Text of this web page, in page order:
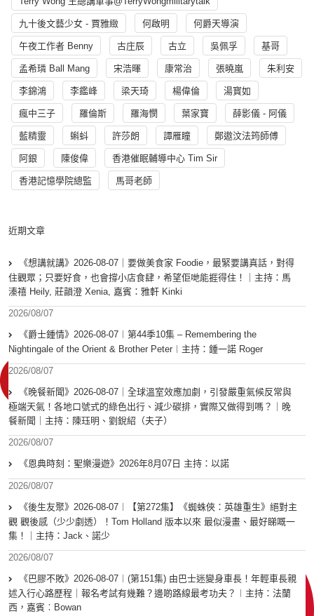
九十後文藝少女 - 賈雅緻 何啟明 何爵天導演
午夜工作者 Benny 古庄辰 古立 吳佩孚 基哥
孟希璘 Ball Mang 宋浩暉 康常治 張曉嵐 朱利安
李錦鴻 李鑑峰 梁天琦 楊偉倫 湯寳如
瘋中三子 羅倫斯 羅海憫 葉家寶 薛影儀 - 阿儀
藍精靈 蝌蚪 許莎朗 譚雁瞳 鄭遨汶法筠師傅
阿銀 陳俊偉 香港催眠輔導中心 Tim Sir
香港記憶學院總監 馬哥老師
近期文章
《想講就講》2026-08-07｜要做美食家 Foodie，最緊要講真話，對得
住觀眾；只要好食，也會撐小店食肆，希望佢哋能捱得住！｜主持：馬
溱禧 Heily, 莊韻澄 Xenia, 嘉賓：雅軒 Kinki
2026/08/07
《爵士鍾情》2026-08-07︱第44季10集 – Remembering the
Nightingale of the Orient & Brother Peter︱主持：鍾一諾 Roger
2026/08/07
《晚餐新聞》2026-08-07｜全球溫室效應加劇，引發嚴重氣候反常與
極端天氣！各地口號式的綠色出行、減少碳排，實際又做得到嗎？｜晚
餐新聞｜主持：陳珏明、劉銳紹（夫子）
2026/08/07
《恩典時刻：聖樂漫遊》2026年8月07日 主持：以諾
2026/08/07
《後生友聚》2026-08-07︱【第272集】《蜘蛛俠：英雄重生》絕對主
觀 觀後感（少少劇透）！Tom Holland 版本以來 最似漫畫、最好睇嘅一
集！｜主持：Jack、諾少
2026/08/07
《巴膠不敗》2026-08-07︱(第151集) 由巴士迷變身車長！年輕車長親
述入行心路歷程｜報名考試有幾難？邊啲路線最考功夫？︱主持：法蘭
西，嘉賓︰Bowan